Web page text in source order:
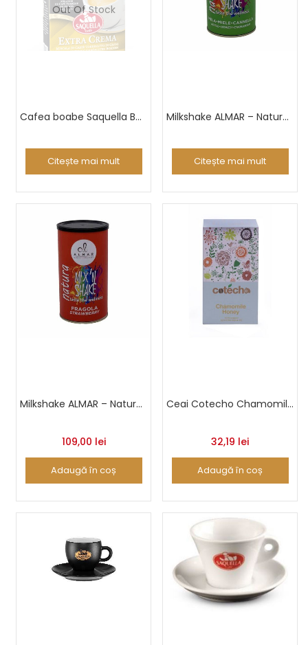
Out Of Stock
Cafea boabe Saquella Bar Italia Extra Crema 1Kg
Citește mai mult
Milkshake ALMAR – Natura Mix ‘n Shake – Apple, Honey and Cinnamon
Citește mai mult
Milkshake ALMAR – Natura Mix ‘n Shake – Strawberry
109,00 lei
Adaugă în coș
Ceai Cotecho Chamomile Honey 20 buc
32,19 lei
Adaugă în coș